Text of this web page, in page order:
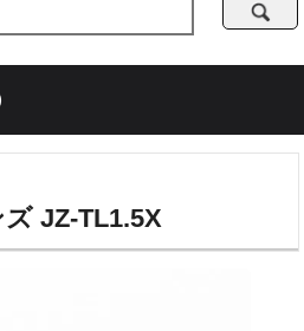
JZ-TL1.5X